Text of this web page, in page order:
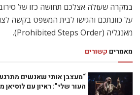
במקרה שעולה אצלכם תחושה כזו של
על כוונתכם והגישו לבית המשפט בקשה
מאנגליה (Prohibited Steps Order).
מאמרים קשורים
“מעצבן אותי שאנשים
העור שלי”: ראיון עם לוסיאן